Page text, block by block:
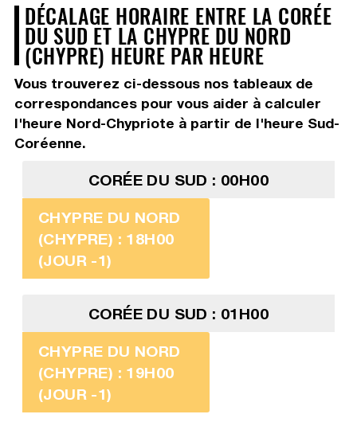
DÉCALAGE HORAIRE ENTRE LA CORÉE
DU SUD ET LA CHYPRE DU NORD
(CHYPRE) HEURE PAR HEURE
Vous trouverez ci-dessous nos tableaux de
correspondances pour vous aider à calculer
l'heure Nord-Chypriote à partir de l'heure Sud-
Coréenne.
CORÉE DU SUD : 00H00
CHYPRE DU NORD
(CHYPRE) : 18H00
(JOUR -1)
CORÉE DU SUD : 01H00
CHYPRE DU NORD
(CHYPRE) : 19H00
(JOUR -1)